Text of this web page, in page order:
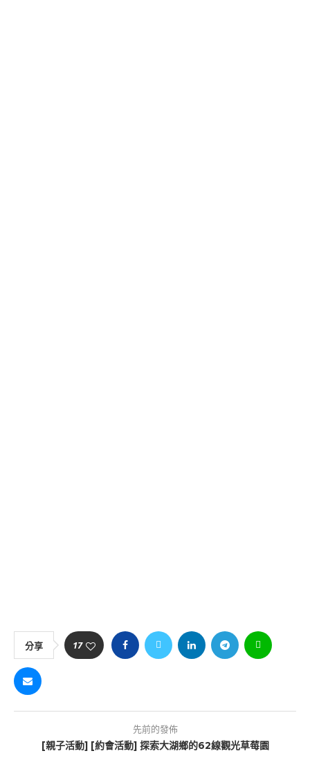
分享 17
先前的發佈
[親子活動] [約會活動] 探索大湖鄉的62線觀光草莓園